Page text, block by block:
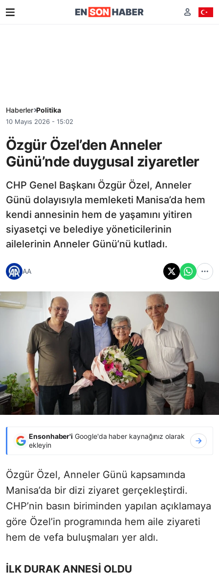
Haberler Politika
10 Mayıs 2026 - 15:02
Özgür Özel’den Anneler
Günü’nde duygusal ziyaretler
CHP Genel Başkanı Özgür Özel, Anneler
Günü dolayısıyla memleketi Manisa’da hem
kendi annesinin hem de yaşamını yitiren
siyasetçi ve belediye yöneticilerinin
ailelerinin Anneler Günü’nü kutladı.
AA
Ensonhaber'i Google'da haber kaynağınız olarak
ekleyin
Özgür Özel, Anneler Günü kapsamında
Manisa’da bir dizi ziyaret gerçekleştirdi.
CHP’nin basın biriminden yapılan açıklamaya
göre Özel’in programında hem aile ziyareti
hem de vefa buluşmaları yer aldı.
İLK DURAK ANNESİ OLDU